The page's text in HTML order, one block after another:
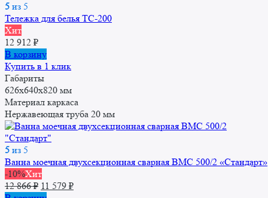
5 из 5
Тележка для белья ТС-200
Хит
12 912 ₽
В корзину
Купить в 1 клик
Габариты
626х640х820 мм
Материал каркаса
Нержавеющая труба 20 мм
5 из 5
Ванна моечная двухсекционная сварная ВМС 500/2 «Стандарт»
-10%Хит
12 866₽ Первоначальная
11 579 ₽Текущая